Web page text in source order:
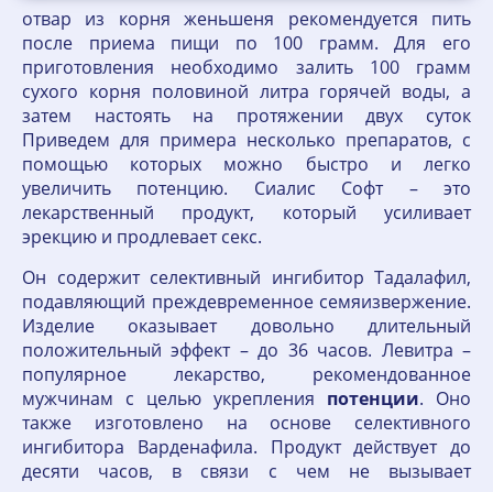
отвар из корня женьшеня рекомендуется пить
после приема пищи по 100 грамм. Для его
приготовления необходимо залить 100 грамм
сухого корня половиной литра горячей воды, а
затем настоять на протяжении двух суток
Приведем для примера несколько препаратов, с
помощью которых можно быстро и легко
увеличить потенцию. Сиалис Софт – это
лекарственный продукт, который усиливает
эрекцию и продлевает секс.
Он содержит селективный ингибитор Тадалафил,
подавляющий преждевременное семяизвержение.
Изделие оказывает довольно длительный
положительный эффект – до 36 часов. Левитра –
популярное лекарство, рекомендованное
мужчинам с целью укрепления потенции. Оно
также изготовлено на основе селективного
ингибитора Варденафила. Продукт действует до
десяти часов, в связи с чем не вызывает